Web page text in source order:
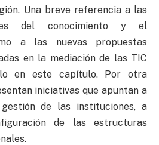
Una breve referencia a las
del conocimiento y el
a las nuevas propuestas
en la mediación de las TIC
en este capítulo. Por otra
iniciativas que apuntan a
de las instituciones, a
de las estructuras